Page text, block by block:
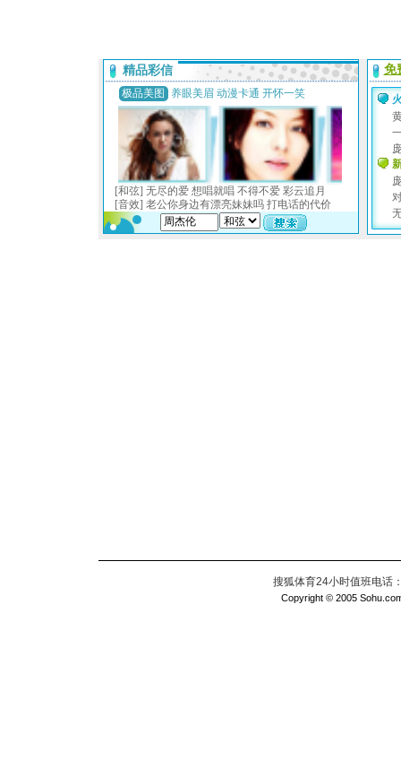
搜狐体育24小时值班电话
Copyright © 2005